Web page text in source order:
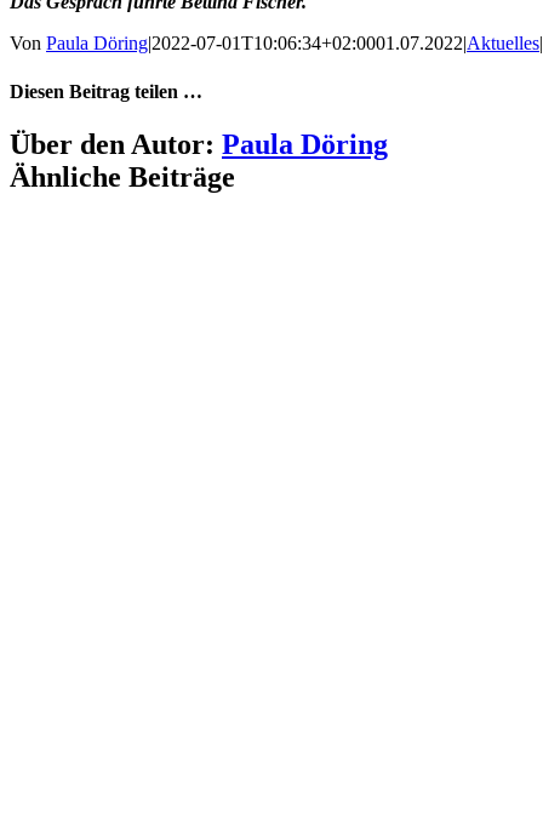
Von Paula Döring|2022-07-01T10:06:34+02:0001.07.2022|Aktuelles|
Diesen Beitrag teilen …
Facebook
X
WhatsApp
Pinterest
E-
Mail
Über den Autor: Paula Döring
Ähnliche Beiträge